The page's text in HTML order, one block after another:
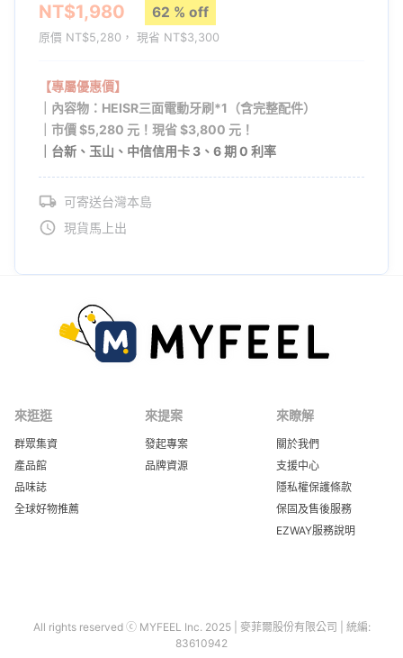
HEISR 首創「三面牙刷」，完美迎合牙齒天然形狀，確保每根刷毛
都能觸及傳統牙刷難以到達的角落。
【2023精選】5款讓你牙齒「啵亮」的電動牙刷推薦！
▌360°包覆式刷牙新概念
顛覆傳統單向刷牙方式，革命性刷牙新概念誕生！
三面刷頭360°包覆牙齒，照顧牙齒內側盲區，實現真正清潔
NT$1,980
62 % off
原價 NT$5,280， 現省 NT$3,300
【專屬優惠價】
｜內容物：HEISR三面電動牙刷*1（含完整配件）
｜市價 $5,280 元！現省 $3,800 元！
｜台新、玉山、中信信用卡 3、6 期 0 利率
可寄送台灣本島
現貨馬上出
來逛逛
群眾集資
產品館
品味誌
全球好物推薦
來提案
發起專案
品牌資源
來瞭解
關於我們
支援中心
隱私權保護條款
保固及售後服務
EZWAY服務說明
All rights reserved ⓒ MYFEEL Inc. 2025 | 麥菲爾股份有限公司 | 統編:
83610942